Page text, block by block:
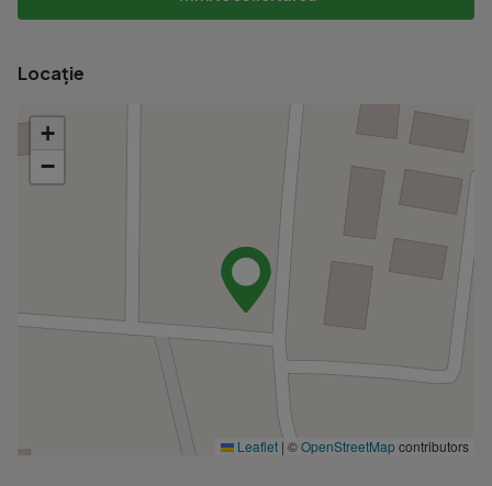
Locație
+
−
Leaflet | ©OpenStreetMapcontributors